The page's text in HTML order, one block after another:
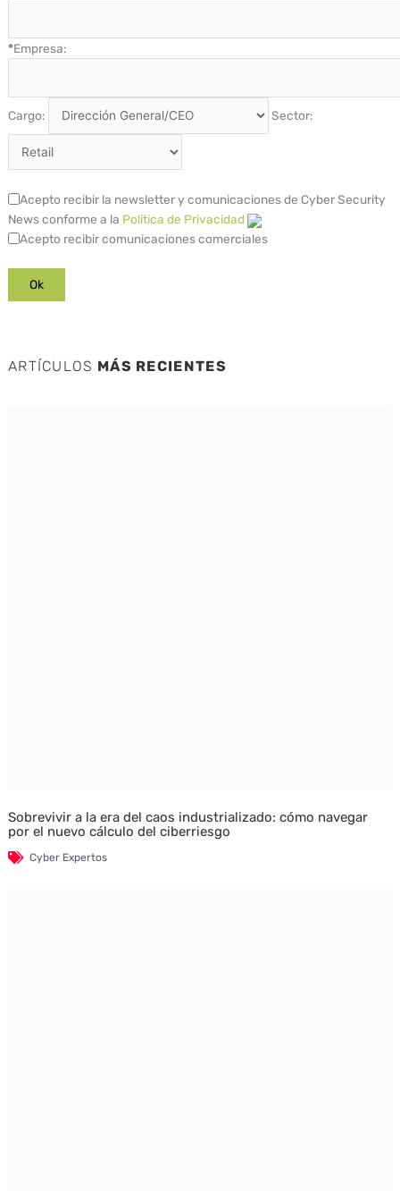
*Empresa:
Cargo: Sector:
Acepto recibir la newsletter y comunicaciones de Cyber Security
News conforme a la Política de Privacidad
Acepto recibir comunicaciones comerciales
ARTÍCULOS MÁS RECIENTES
Sobrevivir a la era del caos industrializado: cómo navegar
por el nuevo cálculo del ciberriesgo
Cyber Expertos